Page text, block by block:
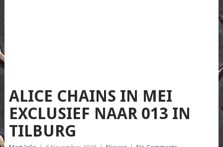
ALICE CHAINS IN MEI
EXCLUSIEF NAAR 013 IN
TILBURG